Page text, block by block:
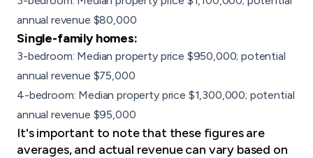
annual revenue $80,000
Single-family homes:
3-bedroom: Median property price $950,000; potential
annual revenue $75,000
4-bedroom: Median property price $1,300,000; potential
annual revenue $95,000
It's important to note that these figures are
averages, and actual revenue can vary based on